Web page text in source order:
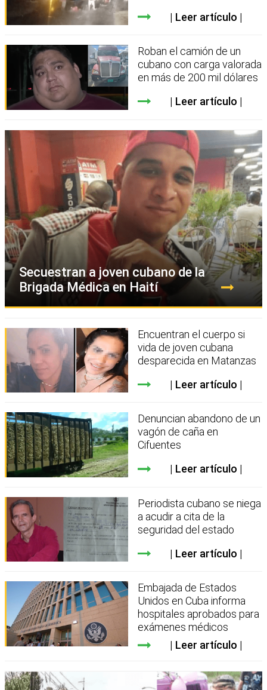
Leer artículo
Roban el camión de un
cubano con carga valorada
en más de 200 mil dólares
Leer artículo
Secuestran a joven cubano de la
Brigada Médica en Haití
Encuentran el cuerpo si
vida de joven cubana
desparecida en Matanzas
Leer artículo
Denuncian abandono de un
vagón de caña en
Cifuentes
Leer artículo
Periodista cubano se niega
a acudir a cita de la
seguridad del estado
Leer artículo
Embajada de Estados
Unidos en Cuba informa
hospitales aprobados para
exámenes médicos
Leer artículo